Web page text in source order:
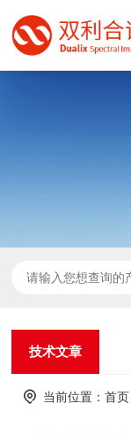
技术文章
当前位置：首页